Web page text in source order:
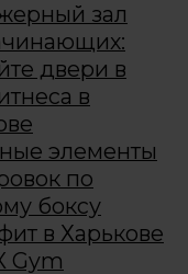
зал
двери в
в
элементы
по
боксу
в Харькове
Gym